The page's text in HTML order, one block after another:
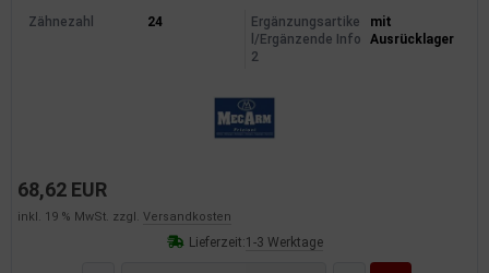
Zähnezahl 24
Ergänzungsartike
l/Ergänzende Info
2
mit
Ausrücklager
68,62 EUR
inkl. 19 % MwSt. zzgl. Versandkosten
Lieferzeit:1-3 Werktage